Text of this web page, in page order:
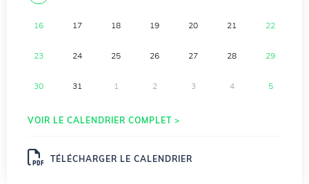
16 17 18 19 20 21 22
23 24 25 26 27 28 29
30 31 1 2 3 4 5
VOIR LE CALENDRIER COMPLET >
TÉLÉCHARGER LE CALENDRIER